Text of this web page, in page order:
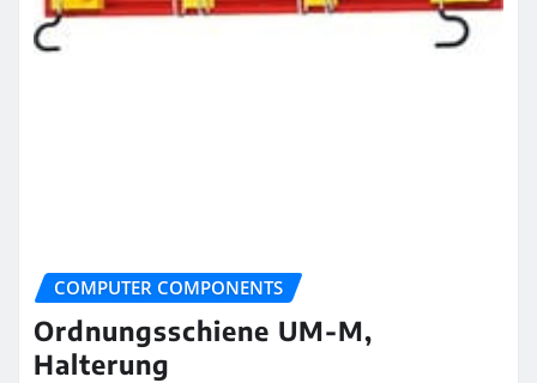
COMPUTER COMPONENTS
Ordnungsschiene UM-M,
Halterung